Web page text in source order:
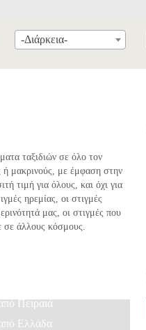
-Διάρκεια-
ταξιδιών σε όλο τον
ή μακρινούς, με έμφαση στην
τιμή για όλους, και όχι για
ηρεμίας, οι στιγμές
μας, οι στιγμές που
σε άλλους κόσμους.
Πειραιά
Ελλάδα